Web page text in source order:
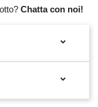
Chatta con noi!

